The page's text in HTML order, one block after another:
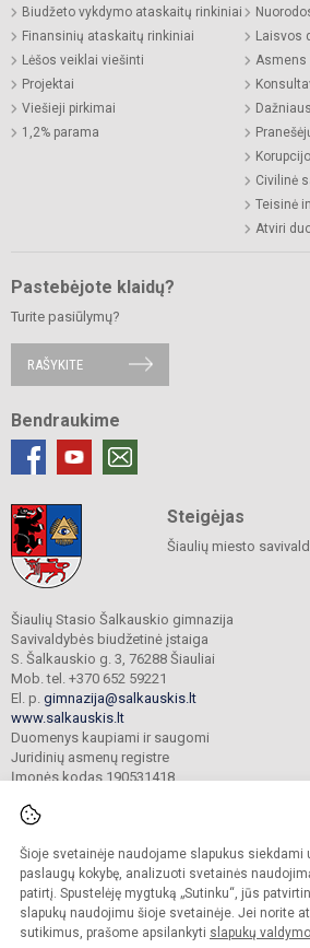
Šioje svetainėje naudojame slapukus siekdami
paslaugų kokybę, analizuoti svetainės
patirtį. Spustelėję mygtuką „Sutinku“, jūs
slapukų naudojimu šioje svetainėje. Jei norite
sutikimus, prašome apsilankyti slapukų
Biudžeto vykdymo ataskaitų rinkiniai
Finansinių ataskaitų rinkiniai
Lėšos veiklai viešinti
Projektai
Viešieji pirkimai
1,2% parama
Laisvos
Asmens
Civilinė
Teisinė
Atviri
Pastebėjote klaidų?
Turite pasiūlymų?
RAŠYKITE
Bendraukime
Steigėjas
Šiaulių miesto
Šiaulių Stasio Šalkauskio gimnazija
Savivaldybės biudžetinė įstaiga
S. Šalkauskio g. 3, 76288 Šiauliai
Mob. tel. +370 652 59221
El. p. gimnazija@salkauskis.lt
www.salkauskis.lt
Duomenys kaupiami ir saugomi
Juridinių asmenų registre
Įmonės kodas 190531418
© 2024. Šiaulių Stasio Šalkauskio gimnazija.
Kopijuoti turinį be raštiško gimnazijos
Prieinamumo paraiška
Sumanus būdas atnaujinti